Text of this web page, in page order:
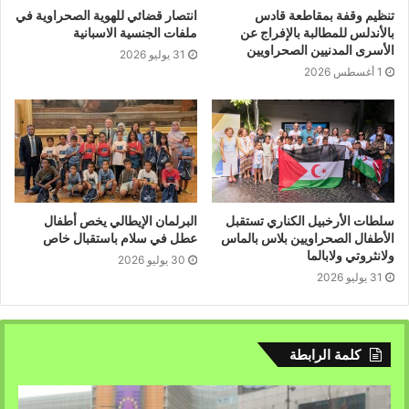
تنظيم وقفة بمقاطعة قادس
بالأندلس للمطالبة بالإفراج عن
الأسرى المدنيين الصحراويين
1 أغسطس 2026
انتصار قضائي للهوية الصحراوية في
ملفات الجنسية الاسبانية
31 يوليو 2026
سلطات الأرخبيل الكناري تستقبل
الأطفال الصحراويين بلاس بالماس
ولانثروتي ولابالما
31 يوليو 2026
البرلمان الإيطالي يخص أطفال
عطل في سلام باستقبال خاص
30 يوليو 2026
كلمة الرابطة